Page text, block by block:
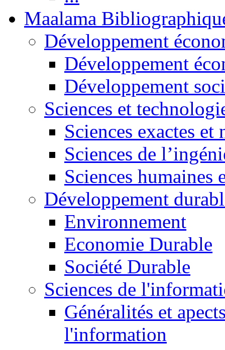
Maalama
Développement
Développement
Développement
Sciences et
Sciences exactes et
Sciences de
Sciences humaines
Développement
Environnement
Economie Durable
Société Durable
Sciences de
Généralités et
l'information